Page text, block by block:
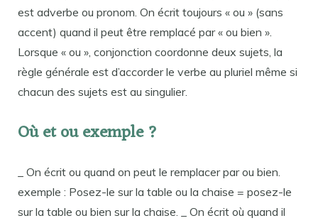
est adverbe ou pronom. On écrit toujours « ou » (sans
accent) quand il peut être remplacé par « ou bien ».
Lorsque « ou », conjonction coordonne deux sujets, la
règle générale est d’accorder le verbe au pluriel même si
chacun des sujets est au singulier.
Où et ou exemple ?
_ On écrit ou quand on peut le remplacer par ou bien.
exemple : Posez-le sur la table ou la chaise = posez-le
sur la table ou bien sur la chaise. _ On écrit où quand il